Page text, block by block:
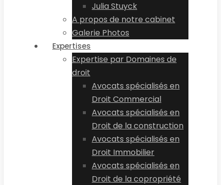
Julia Stuyck
A propos de notre cabinet
Galerie Photos
Expertises
Expertise par Domaines de
droit
Avocats spécialisés en
Droit Commercial
Avocats spécialisés en
Droit de la construction
Avocats spécialisés en
Droit Immobilier
Avocats spécialisés en
Droit de la copropriété